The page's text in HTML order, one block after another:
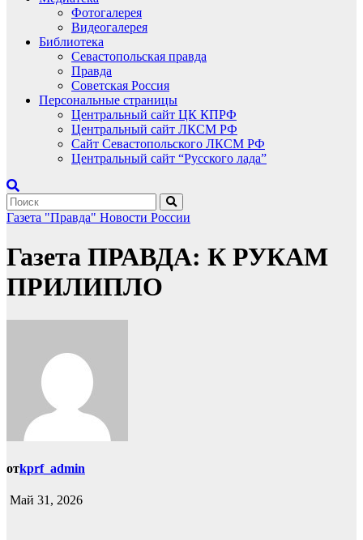
Фотогалерея
Видеогалерея
Библиотека
Севастопольская правда
Правда
Советская Россия
Персональные страницы
Центральный сайт ЦК КПРФ
Центральный сайт ЛКСМ РФ
Сайт Севастопольского ЛКСМ РФ
Центральный сайт “Русского лада”
Газета "Правда" Новости России
Газета ПРАВДА: К РУКАМ
ПРИЛИПЛО
отkprf_admin
Май 31, 2026